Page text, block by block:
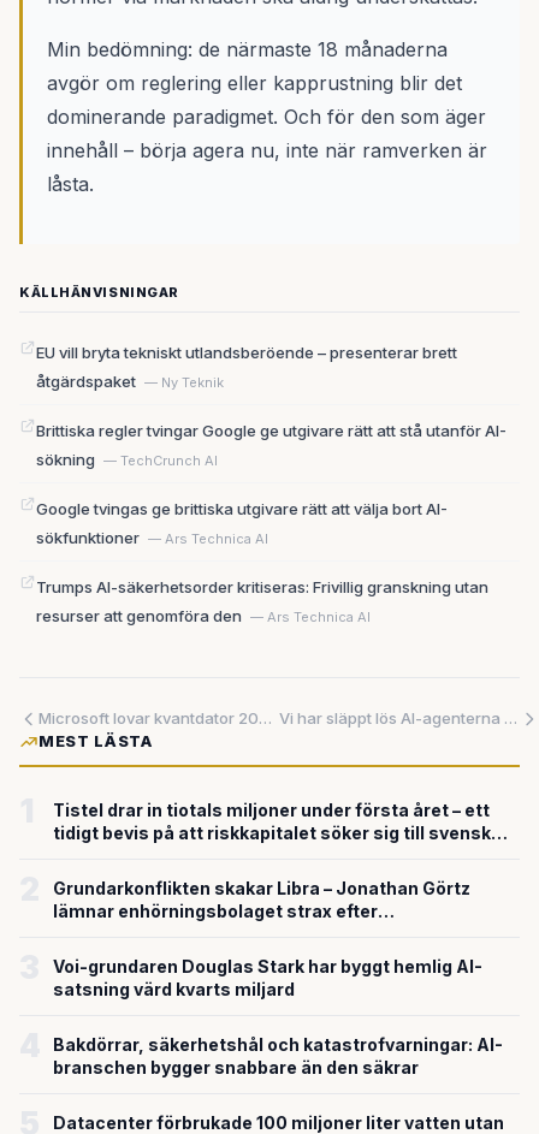
Min bedömning: de närmaste 18 månaderna
avgör om reglering eller kapprustning blir det
dominerande paradigmet. Och för den som äger
innehåll – börja agera nu, inte när ramverken är
låsta.
KÄLLHÄNVISNINGAR
EU vill bryta tekniskt utlandsberöende – presenterar brett
åtgärdspaket — Ny Teknik
Brittiska regler tvingar Google ge utgivare rätt att stå utanför AI-
sökning — TechCrunch AI
Google tvingas ge brittiska utgivare rätt att välja bort AI-
sökfunktioner — Ars Technica AI
Trumps AI-säkerhetsorder kritiseras: Frivillig granskning utan
resurser att genomföra den — Ars Technica AI
Microsoft lovar kvantdator 2029 och lanserar sju AI-modeller – och backar efter juridiskt hot mot säkerhetsforskare
Vi har släppt lös AI-agenterna – utan att veta hur vi stoppar dem
MEST LÄSTA
Tistel drar in tiotals miljoner under första året – ett
tidigt bevis på att riskkapitalet söker sig till svensk
Grundarkonflikten skakar Libra – Jonathan Görtz
lämnar enhörningsbolaget strax efter
Voi-grundaren Douglas Stark har byggt hemlig AI-
satsning värd kvarts miljard
Bakdörrar, säkerhetshål och katastrofvarningar: AI-
branschen bygger snabbare än den säkrar
Datacenter förbrukade 100 miljoner liter vatten utan